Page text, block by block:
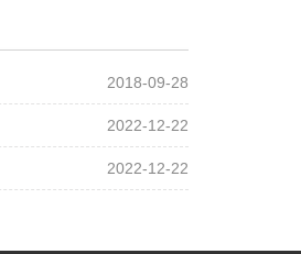
2018-09-28
2022-12-22
2022-12-22